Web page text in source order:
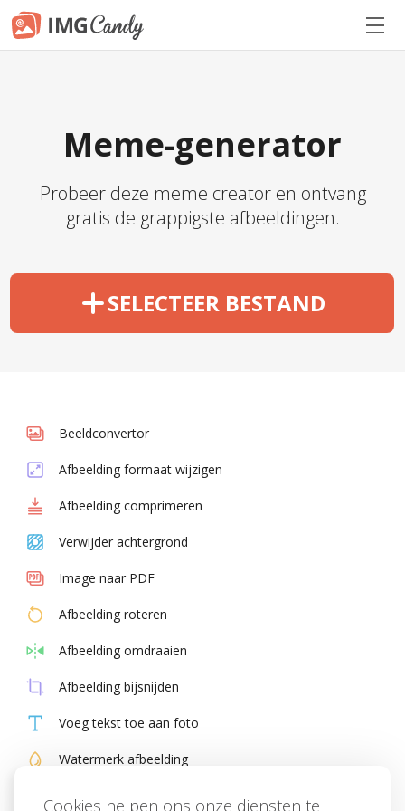
Cookies helpen ons onze diensten te
Meme-generator
Probeer deze meme creator en ontvang
gratis de grappigste afbeeldingen.
SELECTEER BESTAND
Beeldconvertor
Afbeelding formaat wijzigen
Afbeelding comprimeren
Verwijder achtergrond
Image naar PDF
Afbeelding roteren
Afbeelding omdraaien
Afbeelding bijsnijden
Voeg tekst toe aan foto
Watermerk afbeelding
Meme-generator